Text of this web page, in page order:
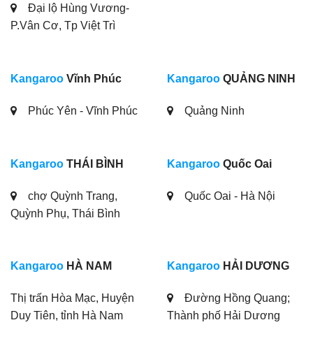
Đại lộ Hùng Vương-
P.Vân Cơ, Tp Việt Trì
Kangaroo Vĩnh Phúc
Phúc Yên - Vĩnh Phúc
Kangaroo QUẢNG NINH
Quảng Ninh
Kangaroo THÁI BÌNH
chợ Quỳnh Trang,
Quỳnh Phụ, Thái Bình
Kangaroo Quốc Oai
Quốc Oai - Hà Nội
Kangaroo HÀ NAM
Thị trấn Hòa Mạc, Huyện
Duy Tiên, tỉnh Hà Nam
Kangaroo HẢI DƯƠNG
Đường Hồng Quang;
Thành phố Hải Dương